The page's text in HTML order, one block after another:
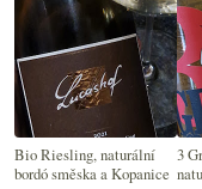
Bio Riesling, naturální
bordó směska a Kopanice
3